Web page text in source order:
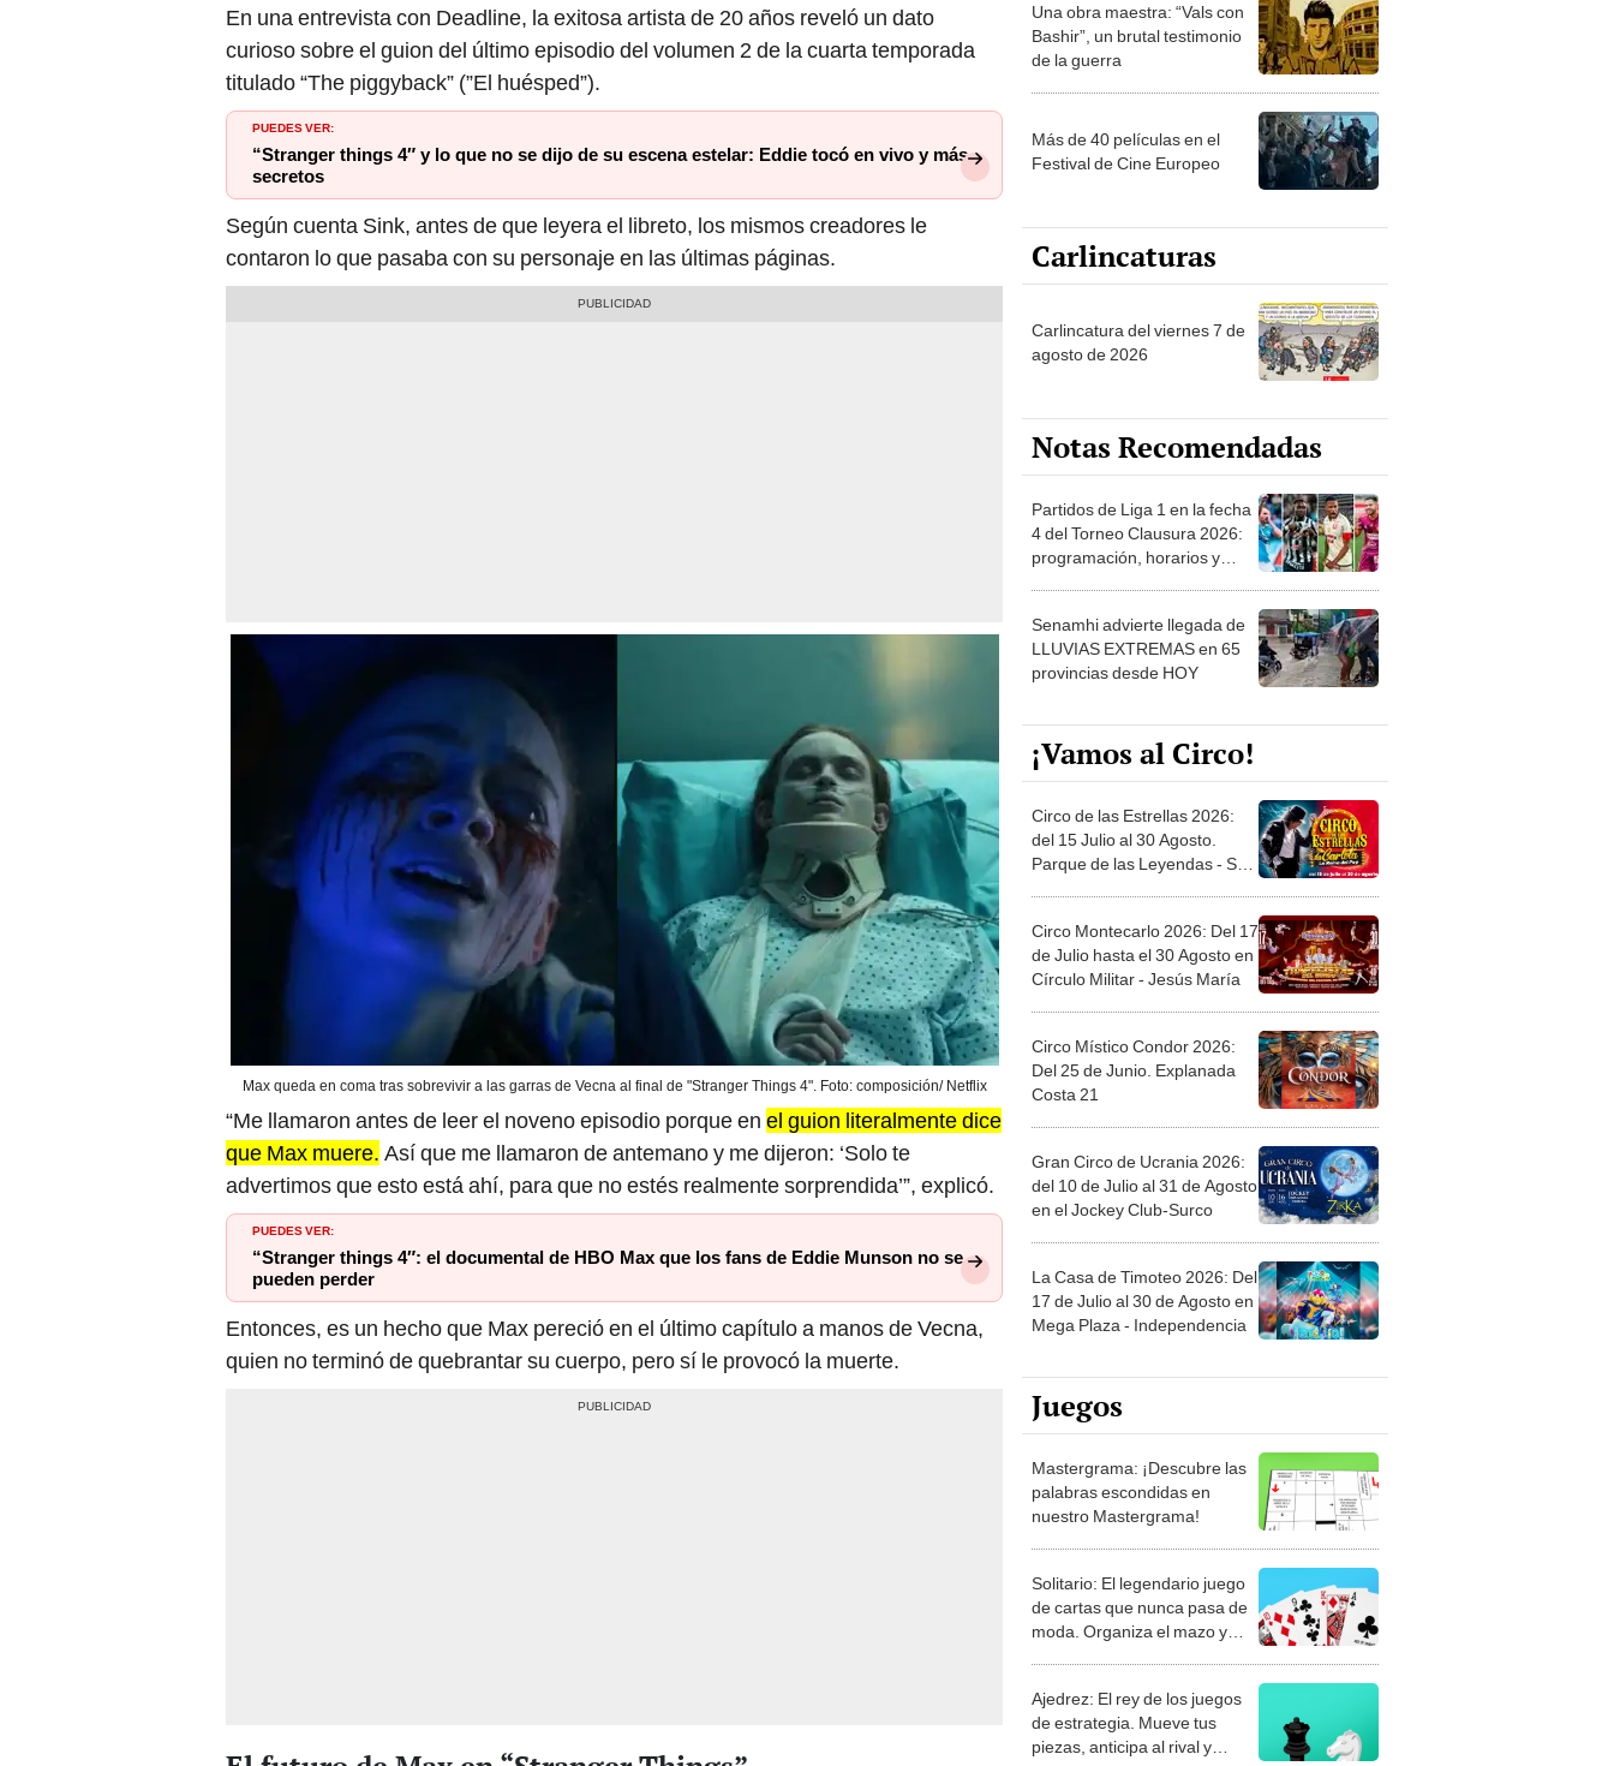
En una entrevista con Deadline, la exitosa artista de 20 años reveló un dato
curioso sobre el guion del último episodio del volumen 2 de la cuarta temporada
titulado “The piggyback” (”El huésped”).
PUEDES VER:
“Stranger things 4″ y lo que no se dijo de su escena estelar: Eddie tocó en vivo y más
secretos
Según cuenta Sink, antes de que leyera el libreto, los mismos creadores le
contaron lo que pasaba con su personaje en las últimas páginas.
Max queda en coma tras sobrevivir a las garras de Vecna al final de "Stranger Things 4". Foto: composición/ Netflix
“Me llamaron antes de leer el noveno episodio porque en el guion literalmente dice
que Max muere. Así que me llamaron de antemano y me dijeron: ‘Solo te
advertimos que esto está ahí, para que no estés realmente sorprendida’”, explicó.
PUEDES VER:
“Stranger things 4″: el documental de HBO Max que los fans de Eddie Munson no se
pueden perder
Entonces, es un hecho que Max pereció en el último capítulo a manos de Vecna,
quien no terminó de quebrantar su cuerpo, pero sí le provocó la muerte.
Una obra maestra: “Vals con
Bashir”, un brutal testimonio
de la guerra
Más de 40 películas en el
Festival de Cine Europeo
Carlincaturas
Carlincatura del viernes 7 de
agosto de 2026
Notas Recomendadas
Partidos de Liga 1 en la fecha
4 del Torneo Clausura 2026:
programación, horarios y
Senamhi advierte llegada de
LLUVIAS EXTREMAS en 65
provincias desde HOY
¡Vamos al Circo!
Circo de las Estrellas 2026:
del 15 Julio al 30 Agosto.
Parque de las Leyendas - San
Circo Montecarlo 2026: Del 17
de Julio hasta el 30 Agosto en
Círculo Militar - Jesús María
Circo Místico Condor 2026:
Del 25 de Junio. Explanada
Costa 21
Gran Circo de Ucrania 2026:
del 10 de Julio al 31 de Agosto
en el Jockey Club-Surco
La Casa de Timoteo 2026: Del
17 de Julio al 30 de Agosto en
Mega Plaza - Independencia
Juegos
Mastergrama: ¡Descubre las
palabras escondidas en
nuestro Mastergrama!
Solitario: El legendario juego
de cartas que nunca pasa de
moda. Organiza el mazo y
Ajedrez: El rey de los juegos
de estrategia. Mueve tus
piezas, anticipa al rival y